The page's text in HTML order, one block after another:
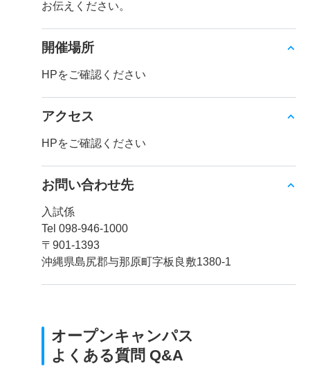
お伝えください。
開催場所
HPをご確認ください
アクセス
HPをご確認ください
お問い合わせ先
入試係
Tel 098-946-1000
〒901-1393
沖縄県島尻郡与那原町字板良敷1380-1
オープンキャンパス
よくある質問 Q&A